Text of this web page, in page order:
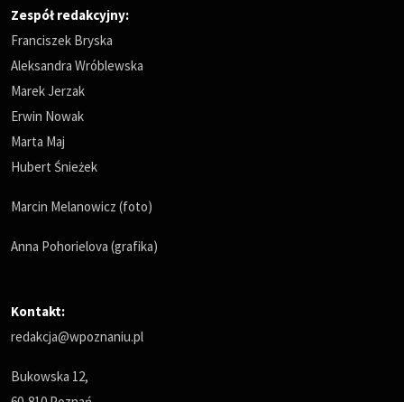
Zespół redakcyjny:
Franciszek Bryska
Aleksandra Wróblewska
Marek Jerzak
Erwin Nowak
Marta Maj
Hubert Śnieżek
Marcin Melanowicz (foto)
Anna Pohorielova (grafika)
Kontakt:
redakcja@wpoznaniu.pl
Bukowska 12,